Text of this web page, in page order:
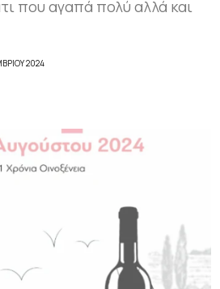
που αγαπά πολύ αλλά και
2024